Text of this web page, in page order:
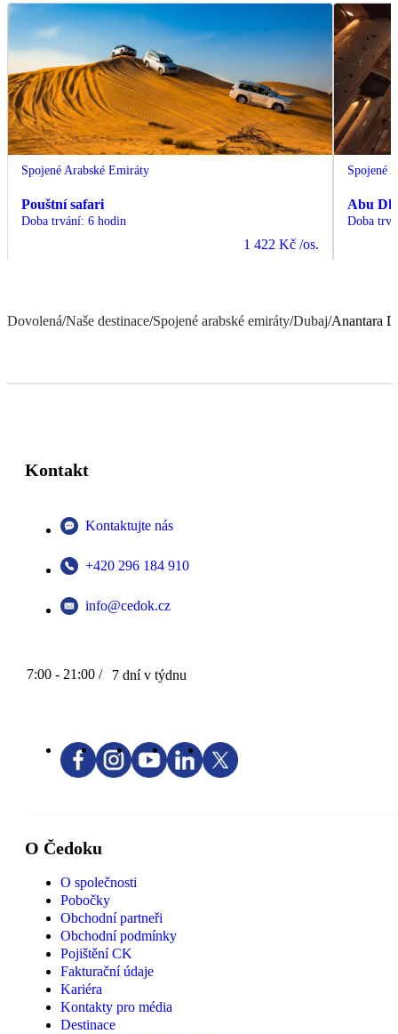
Spojené Arabské Emiráty
Pouštní safari
Doba trvání: 6 hodin
1 422 Kč /os.
Spojené
Abu
Doba
Dovolená/Naše destinace/Spojené arabské emiráty/Dubaj/Anantara
Kontakt
Kontaktujte nás
+420 296 184 910
info@cedok.cz
7:00 - 21:00 / 7 dní v týdnu
O Čedoku
O společnosti
Pobočky
Obchodní partneři
Obchodní podmínky
Pojištění CK
Fakturační údaje
Kariéra
Kontakty pro média
Destinace